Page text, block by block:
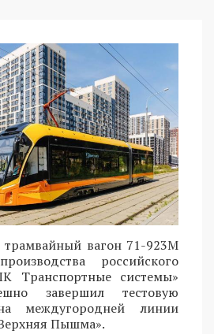
трамвайный вагон 71-923М
российского
Транспортные системы»
завершил тестовую
междугородней линии
Пышма».